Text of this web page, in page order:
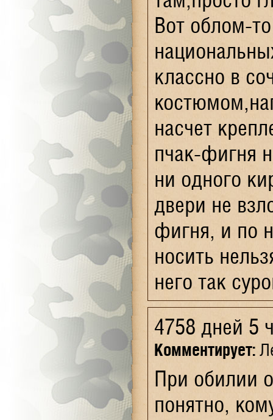
Вот облом-
классно в
насчет
пчак-фигня
ни одного
двери не
фигня, и по
носить
него так
4758 дней 5
Комментирует:
При обилии
понятно,